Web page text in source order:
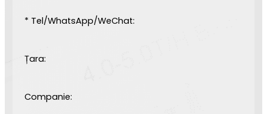
* Tel/WhatsApp/WeChat:
Țara:
Companie: